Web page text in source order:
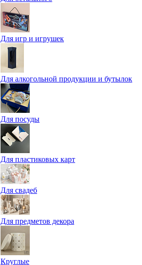
Для игр и игрушек
Для алкогольной продукции и бутылок
Для посуды
Для пластиковых карт
Для свадеб
Для предметов декора
Круглые